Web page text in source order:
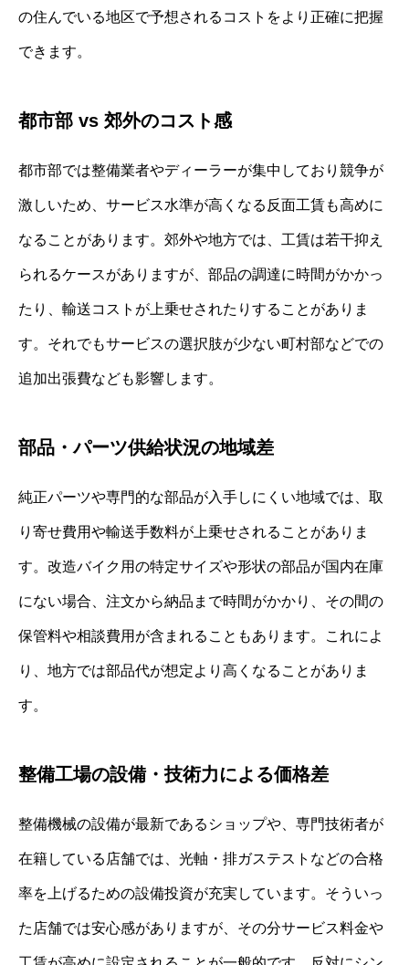
の住んでいる地区で予想されるコストをより正確に把握
できます。
都市部 vs 郊外のコスト感
都市部では整備業者やディーラーが集中しており競争が
激しいため、サービス水準が高くなる反面工賃も高めに
なることがあります。郊外や地方では、工賃は若干抑え
られるケースがありますが、部品の調達に時間がかかっ
たり、輸送コストが上乗せされたりすることがありま
す。それでもサービスの選択肢が少ない町村部などでの
追加出張費なども影響します。
部品・パーツ供給状況の地域差
純正パーツや専門的な部品が入手しにくい地域では、取
り寄せ費用や輸送手数料が上乗せされることがありま
す。改造バイク用の特定サイズや形状の部品が国内在庫
にない場合、注文から納品まで時間がかかり、その間の
保管料や相談費用が含まれることもあります。これによ
り、地方では部品代が想定より高くなることがありま
す。
整備工場の設備・技術力による価格差
整備機械の設備が最新であるショップや、専門技術者が
在籍している店舗では、光軸・排ガステストなどの合格
率を上げるための設備投資が充実しています。そういっ
た店舗では安心感がありますが、その分サービス料金や